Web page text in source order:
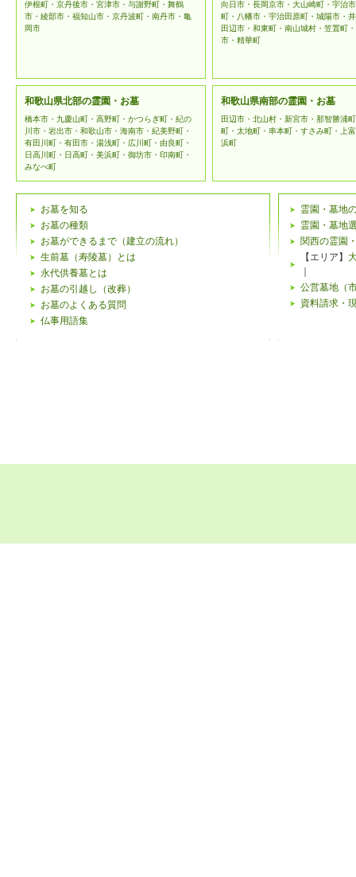
伊根町・京丹後市・宮津市・与謝野町・舞鶴
市・綾部市・福知山市・京丹波町・南丹市・亀
岡市
向日市・長岡京市・大山崎町・宇治
町・八幡市・宇治田原町・城陽市・
田辺市・和東町・南山城村・笠置町
市・精華町
和歌山県北部の霊園・お墓
橋本市・九慶山町・高野町・かつらぎ町・紀の
川市・岩出市・和歌山市・海南市・紀美野町・
有田川町・有田市・湯浅町・広川町・由良町・
日高川町・日高町・美浜町・御坊市・印南町・
みなべ町
和歌山県南部の霊園・お墓
田辺市・北山村・新宮市・那智勝浦
町・太地町・串本町・すさみ町・上
浜町
お墓を知る
お墓の種類
お墓ができるまで（建立の流れ）
生前墓（寿陵墓）とは
永代供養墓とは
お墓の引越し（改葬）
お墓のよくある質問
仏事用語集
霊園・墓地
霊園・墓地
関西の霊園
【エリア】
公営墓地（
資料請求・